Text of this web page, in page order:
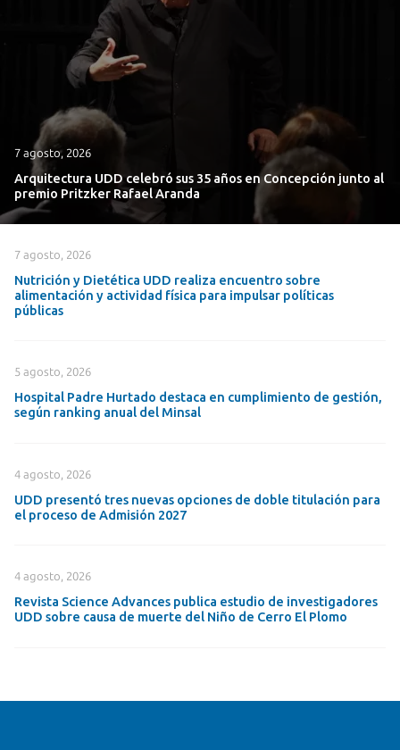
7 agosto, 2026
Arquitectura UDD celebró sus 35 años en Concepción junto al
premio Pritzker Rafael Aranda
7 agosto, 2026
Nutrición y Dietética UDD realiza encuentro sobre
alimentación y actividad física para impulsar políticas
públicas
5 agosto, 2026
Hospital Padre Hurtado destaca en cumplimiento de gestión,
según ranking anual del Minsal
4 agosto, 2026
UDD presentó tres nuevas opciones de doble titulación para
el proceso de Admisión 2027
4 agosto, 2026
Revista Science Advances publica estudio de investigadores
UDD sobre causa de muerte del Niño de Cerro El Plomo